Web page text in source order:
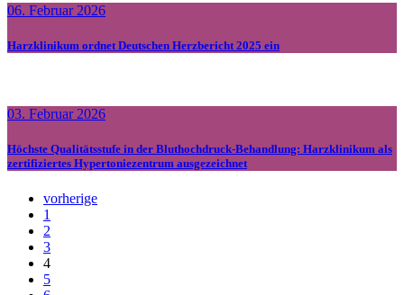
06. Februar 2026
Harzklinikum ordnet Deutschen Herzbericht 2025 ein
03. Februar 2026
Höchste Qualitätsstufe in der Bluthochdruck-Behandlung: Harzklinikum als
zertifiziertes Hypertoniezentrum ausgezeichnet
vorherige
1
2
3
4
5